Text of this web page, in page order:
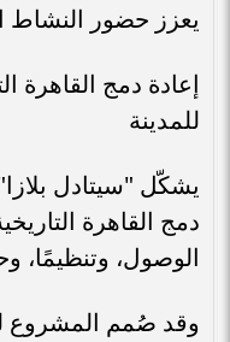
يعزز حضور النشاط
إعادة دمج القاهرة
للمدينة
يشكّل "سيتادل
دمج القاهرة
الوصول، وتنظيمًا،
وقد صُمم المشروع